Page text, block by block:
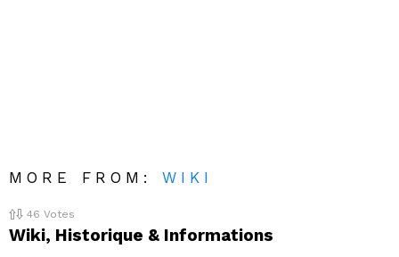
MORE FROM:WIKI
46 Votes
Wiki, Historique & Informations